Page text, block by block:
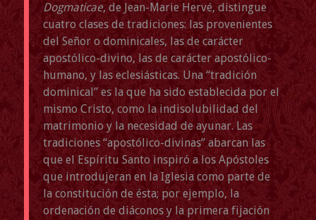
Dogmaticae, de Jean-Marie Hervé, distingue
cuatro clases de tradiciones: las provenientes
del Señor o dominicales, las de carácter
apostólico-divino, las de carácter apostólico-
humano, y las eclesiásticas. Una “tradición
dominical” es la que ha sido establecida por el
mismo Cristo, como la indisolubilidad del
matrimonio y la necesidad de ayunar. Las
tradiciones “apostólico-divinas” abarcan las
que el Espíritu Santo inspiró a los Apóstoles
que introdujeran en la Iglesia como parte de
la constitución de ésta; por ejemplo, la
ordenación de diáconos y la primera fijación